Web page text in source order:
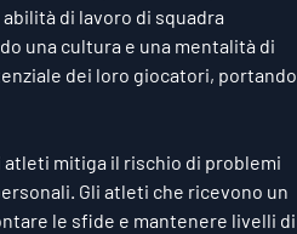
di lavoro di squadra
una cultura e una mentalità di
dei loro giocatori, portando
mitiga il rischio di problemi
Gli atleti che ricevono un
le sfide e mantenere livelli di